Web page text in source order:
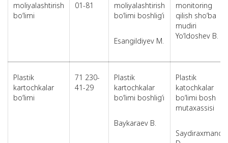
moliyalashtirish
bo‘limi
01-81
moliyalashtirish
bo‘limi boshlig‘i
Esangildiyev M.
monitoring
qilish sho‘ba
mudiri
Yo‘ldoshev B.
Plastik
kartochkalar
bo‘limi
71 230-
41-29
Plastik
kartochkalar
bo‘limi boshlig‘i
Baykaraev B.
Plastik
katochkalar
bo‘limi bosh
mutaxassisi